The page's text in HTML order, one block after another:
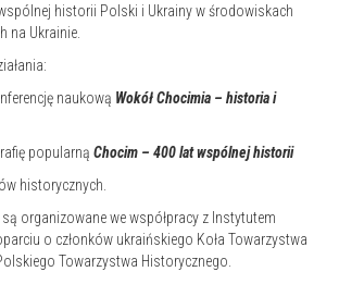
historii Polski i Ukrainy w środowiskach
na Ukrainie.
naukową Wokół Chocimia – historia i
popularną Chocim – 400 lat wspólnej historii
historycznych.
organizowane we współpracy z Instytutem
o członków ukraińskiego Koła Towarzystwa
Towarzystwa Historycznego.